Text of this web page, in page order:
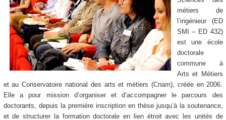
métiers de
l’ingénieur (ED
SMI – ED 432)
est une école
doctorale
commune à
Arts et Métiers
et au Conservatoire national des arts et métiers (Cnam), créée en 2006.
Elle a pour mission d’organiser et d’accompagner le parcours des
doctorants, depuis la première inscription en thèse jusqu’à la soutenance,
et de structurer la formation doctorale en lien étroit avec les unités de